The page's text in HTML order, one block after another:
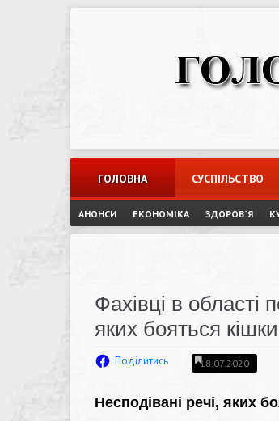
ГОЛОВНА СУСПІЛЬСТВО
АНОНСИ ЕКОНОМІКА ЗДОРОВ`Я
Фахівці в області
яких бояться кішки
Поділитись 18.07.2020
Несподівані речі, яких